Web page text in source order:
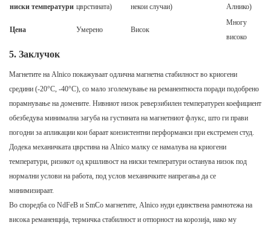
ниски температури цврстината)
некои случаи)
Алнико)
Цена Умерено Висок
Многу
високо
5. Заклучок
Магнетите на Alnico покажуваат одлична магнетна стабилност во криогени
средини (-20°C, -40°C), со мало зголемување на реманентноста поради подобрено
порамнување на домените. Нивниот низок реверзибилен температурен коефициент
обезбедува минимална загуба на густината на магнетниот флукс, што ги прави
погодни за апликации кои бараат конзистентни перформанси при екстремен студ.
Додека механичката цврстина на Alnico малку се намалува на криогени
температури, ризикот од кршливост на ниски температури останува низок под
нормални услови на работа, под услов механичките напрегања да се
минимизираат.
Во споредба со NdFeB и SmCo магнетите, Alnico нуди единствена рамнотежа на
висока реманенција, термичка стабилност и отпорност на корозија, иако му